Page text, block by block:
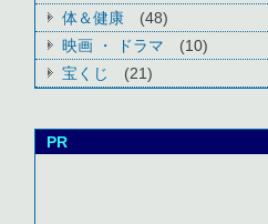
体＆健康
(48)
映画 ・ ドラマ
(10)
宝くじ
(21)
PR